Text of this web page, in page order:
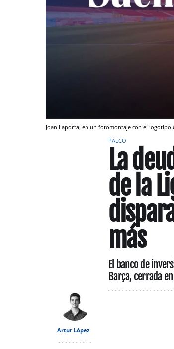
Joan Laporta, en un fotomontaje con el logotipo
PALCO
La
de la
más
El banco de
Barça, cerrada
Artur López